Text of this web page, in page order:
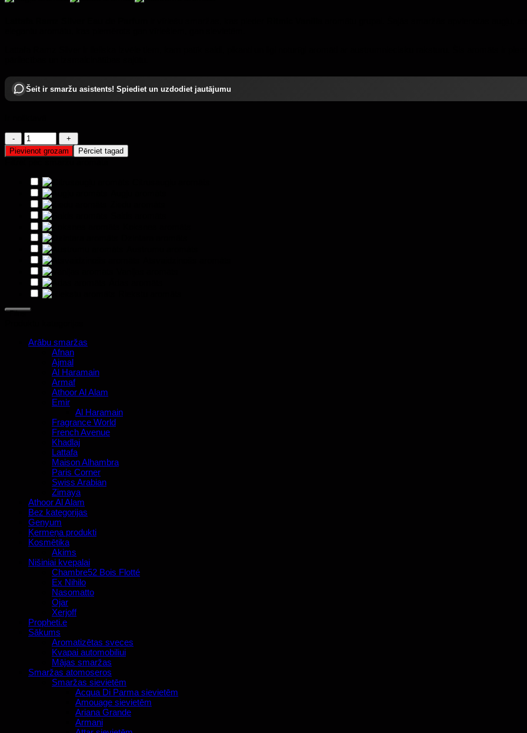
Šeit ir smaržu asistents! Spiediet un uzdodiet jautājumu
Lattafa
Ramz
Silver
100
ml
daudzums
Pievienot grozam Pērciet tagad
Filtrs
Arābu smaržas
Afnan
Ajmal
Al Haramain
Armaf
Athoor Al Alam
Emir
Al Haramain
Fragrance World
French Avenue
Khadlaj
Lattafa
Maison Alhambra
Paris Corner
Swiss Arabian
Zimaya
Athoor Al Alam
Bez kategorijas
Genyum
Ķermeņa produkti
Kosmētika
Akims
Nišiniai kvepalai
Chambre52 Bois Flotté
Ex Nihilo
Nasomatto
Ojar
Xerjoff
Propheti.e
Sākums
Aromatizētas sveces
Kvapai automobiliui
Mājas smaržas
Smaržas atomoseros
Smaržas sievietēm
Acqua Di Parma sievietēm
Amouage sievietēm
Ariana Grande
Armani